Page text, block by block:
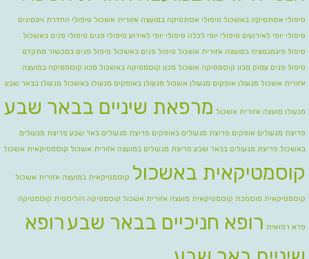
טיפולי אסתטיקה באשכול טיפולי אסתטיקה במועצה אזורית אשכול טיפולי החדרת ויטמינים
טיפולי יופי לאירועים טיפולי יופי לכלה טיפולי יופי לאירוע טיפולי פנים טיפולי פנים באשכול
טיפול פיגמנטציה במועצה אזורית אשכול טיפול פנים באשכול טיפול פנים במכשור מתקדם
טיפול פנים עמוק מכון קוסמטיקה אשכול מכון קוסמטיקה באשכול מכון קוסמטיקה במועצה
אזורית אשכול מנעולן אופקים מנעולן אשכול מנעולן באופקים מנעולן באשכול מנעולן בבאר שבע
מנעולן מועצה אזורית אשכול מרפאת שיניים בבאר שבע
פריצת מנעולים אופקים פריצת מנעולים באופקים פריצת מנעולים באר שבע פריצת מנעולים
באשכול פריצת מנעולים בבאר שבע פריצת מנעולים במועצה אזורית אשכול קוסמטיקאית אשכול
קוסמטיקאית באשכול קוסמטיקאית במועצה אזורית אשכול
קוסמטיקאית מוסמכת קוסמטיקאית מועצה אזורית אשכול קוסמטיקה הוליסטית קוסמטיקה
פרא רפואית רופא חניכיים בבאר שבערופא